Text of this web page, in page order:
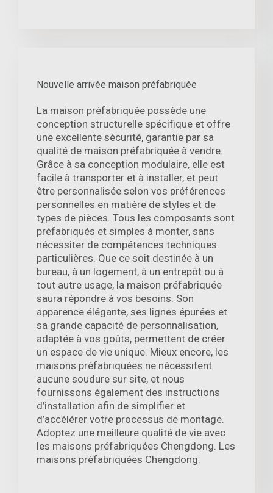
Nouvelle arrivée maison préfabriquée
La maison préfabriquée possède une
conception structurelle spécifique et offre
une excellente sécurité, garantie par sa
qualité de maison préfabriquée à vendre.
Grâce à sa conception modulaire, elle est
facile à transporter et à installer, et peut
être personnalisée selon vos préférences
personnelles en matière de styles et de
types de pièces. Tous les composants sont
préfabriqués et simples à monter, sans
nécessiter de compétences techniques
particulières. Que ce soit destinée à un
bureau, à un logement, à un entrepôt ou à
tout autre usage, la maison préfabriquée
saura répondre à vos besoins. Son
apparence élégante, ses lignes épurées et
sa grande capacité de personnalisation,
adaptée à vos goûts, permettent de créer
un espace de vie unique. Mieux encore, les
maisons préfabriquées ne nécessitent
aucune soudure sur site, et nous
fournissons également des instructions
d’installation afin de simplifier et
d’accélérer votre processus de montage.
Adoptez une meilleure qualité de vie avec
les maisons préfabriquées Chengdong. Les
maisons préfabriquées Chengdong.